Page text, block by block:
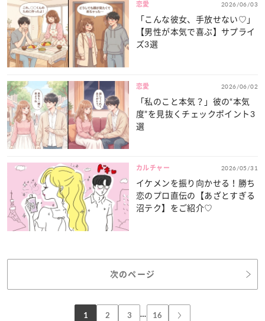
恋愛 2026/06/03
「こんな彼女、手放せない♡」
【男性が本気で喜ぶ】サプライ
ズ3選
恋愛 2026/06/02
「私のこと本気？」彼の“本気
度”を見抜くチェックポイント3
選
カルチャー 2026/05/31
イケメンを振り向かせる！勝ち
恋のプロ直伝の【あざとすぎる
沼テク】をご紹介♡
次のページ
1 2 3 … 16